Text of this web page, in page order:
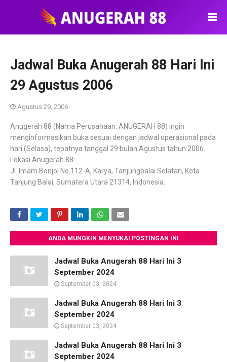
Jadwal Buka Anugerah 88 Hari Ini
29 Agustus 2006
Agustus 29, 2006
Anugerah 88 (Nama Perusahaan: ANUGERAH 88) ingin
menginformasikan buka sesuai dengan jadwal operasional pada
hari (Selasa), tepatnya tanggal 29 bulan Agustus tahun 2006.
Lokasi Anugerah 88:
Jl. Imam Bonjol No.112-A, Karya, Tanjungbalai Selatan, Kota
Tanjung Balai, Sumatera Utara 21314, Indonesia.
ANDA MUNGKIN MENYUKAI POSTINGAN INI
Jadwal Buka Anugerah 88 Hari Ini 3
September 2024
September 03, 2024
Jadwal Buka Anugerah 88 Hari Ini 3
September 2024
September 03, 2024
Jadwal Buka Anugerah 88 Hari Ini 3
September 2024